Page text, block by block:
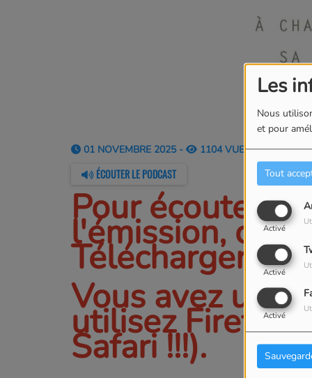
Les
Nous
et pour
Tout
Activé
Activé
Activé
01 NOVEMBRE 2025 - 1104 VUES
ÉCOUTER LE PODCAST
Pour écouter
l'émission,
Télécharger le
Vous avez un
utilisez Firefox
Safari !!!).